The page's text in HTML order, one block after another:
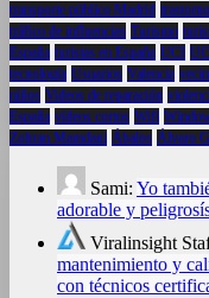
transporte público Madrid
tráfico de influencias Turismo
España turistas en España UCI
tecnología Usuarios Valencia
niños Videos de reparación
España vídeos cortos Wifi
Zohran Mamdani Ábalos Álvaro
Sami: Yo
adorable y
Viralinsight
mantenimiento y
con técnicos